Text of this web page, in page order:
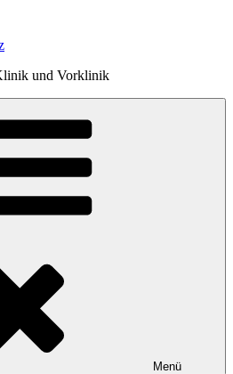
und Vorklinik
Menü